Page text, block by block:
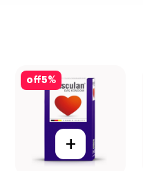
5%
off
+